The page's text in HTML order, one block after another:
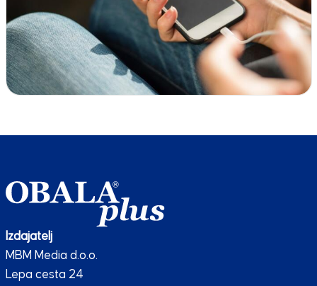
Izdajatelj
MBM Media d.o.o.
Lepa cesta 24